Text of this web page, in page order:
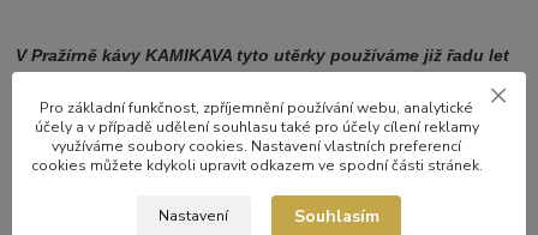
V Pražírně kávy KAMIKAVA tyto utěrky používáme již řadu let
každodenním pomocníkem k nezaplacení!
Pro základní funkčnost, zpříjemnění používání webu, analytické
účely a v případě udělení souhlasu také pro účely cílení reklamy
využíváme soubory cookies. Nastavení vlastních preferencí
cookies můžete kdykoli upravit odkazem ve spodní části stránek.
Nastavení Souhlasím